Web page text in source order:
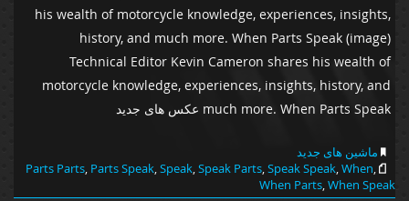
his wealth of motorcycle knowledge, experiences, insights,
history, and much more. When Parts Speak (image)
Technical Editor Kevin Cameron shares his wealth of
motorcycle knowledge, experiences, insights, history, and
much more. When Parts Speak عکس های جدید
ماشین های جدید
Parts Parts,Parts Speak,Speak,Speak Parts,Speak Speak,When
When Parts,When Speak